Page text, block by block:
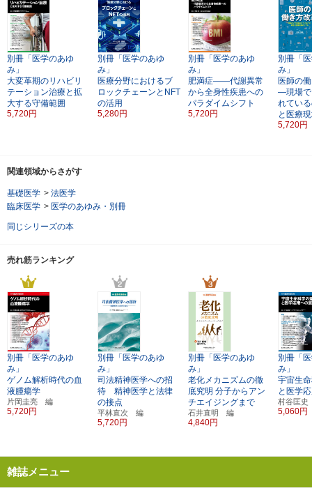
別冊「医学のあゆ
み」
大変革期のリハビリ
テーション治療と拡
大する守備範囲
5,720円
別冊「医学のあゆ
み」
医療分野におけるブ
ロックチェーンとNFT
の活用
5,280円
別冊「医学のあゆ
み」
肥満症――代謝異常
から全身性疾患への
パラダイムシフト
5,720円
別冊「
み」
医師の
―現場で
れてい
と医療
5,720円
関連領域からさがす
基礎医学 > 法医学
臨床医学 > 医学のあゆみ・別冊
同じシリーズの本
売れ筋ランキング
別冊「医学のあゆ
み」
ゲノム解析時代の血
液腫瘍学
片岡圭亮 編
5,720円
別冊「医学のあゆ
み」
司法精神医学への招
待 精神医学と法律
の接点
平林直次 編
5,720円
別冊「医学のあゆ
み」
老化メカニズムの徹
底究明 分子からアン
チエイジングまで
石井直明 編
4,840円
別冊「
み」
宇宙生
と医学
村谷匡
5,060円
雑誌メニュー